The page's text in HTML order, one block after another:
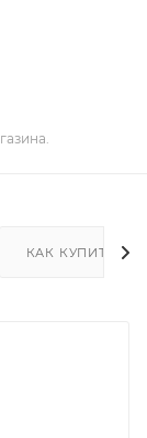
КАК КУПИТЬ